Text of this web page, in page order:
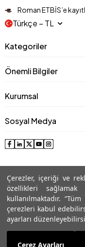
Çerezler, içeriği ve
özellikleri
kullanılmaktadır.
çerezleri kabul
ayarları
Çerez Ayarları
17.099,99 TL
Roman ETBİS’e
Türkçe − TL
Kategoriler
Önemli Bilgiler
Kurumsal
Sosyal Medya
© 2025 Roman®